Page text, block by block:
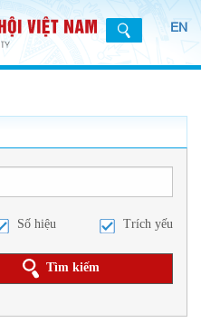
EN
Số hiệu Trích yếu
Tìm kiếm